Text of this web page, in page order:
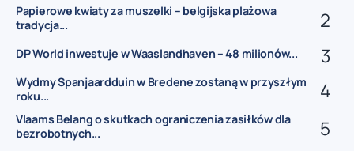
Papierowe kwiaty za muszelki – belgijska plażowa
tradycja...
DP World inwestuje w Waaslandhaven – 48 milionów...
Wydmy Spanjaardduin w Bredene zostaną w przyszłym
roku...
Vlaams Belang o skutkach ograniczenia zasiłków dla
bezrobotnych...